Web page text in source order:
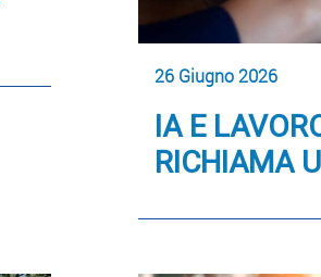
26 Giugno 2026
IA E
RICHIAMA